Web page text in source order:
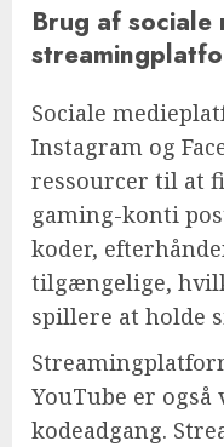
Brug af sociale
Sociale
Instagram og
ressourcer til at
gaming-konti
koder,
tilgængelige,
spillere at holde
YouTube er
kodeadgang.